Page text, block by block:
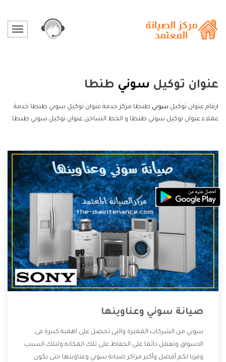
عنوان توكيل سوني طنطا
ارقام عنوان توكيل سوني طنطا مركز خدمة عنوان توكيل سوني طنطا خدمة
عملاء عنوان توكيل سوني طنطا و الخط الساخن عنوان توكيل سوني طنطا.
صيانة سوني وعناوينها
سوني من الشركات المميزة والتى تحصل على اهمية كبيرة فى
الاسواق وتعمل دائما على الحفاظ على تلك المكانه ولتلك السبب
وفرنا لكم أفضل وأكبر مراكز صيانة سوني وعناوينها حتى يكون